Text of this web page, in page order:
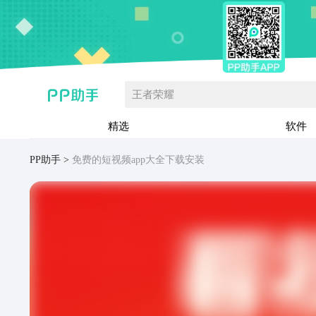
王者荣耀
精选 软件
PP助手 免费的短视频app大全下载安装